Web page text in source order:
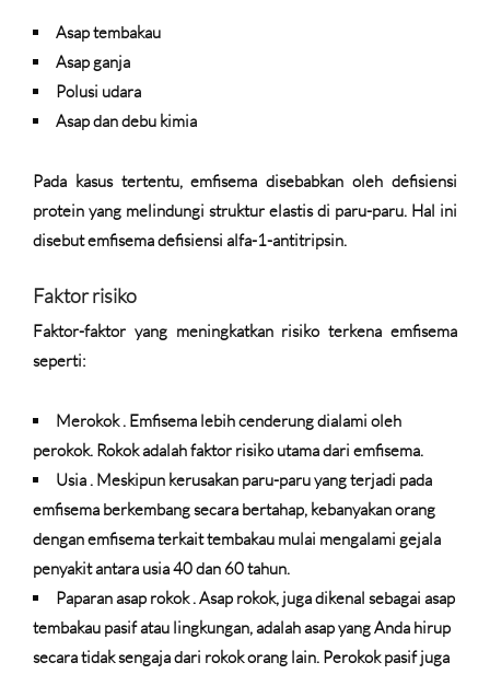
Asap tembakau
Asap ganja
Polusi udara
Asap dan debu kimia
Pada kasus tertentu, emfisema disebabkan oleh defisiensi
protein yang melindungi struktur elastis di paru-paru. Hal ini
disebut emfisema defisiensi alfa-1-antitripsin.
Faktor risiko
Faktor-faktor yang meningkatkan risiko terkena emfisema
seperti:
Merokok. Emfisema lebih cenderung dialami oleh
perokok. Rokok adalah faktor risiko utama dari emfisema.
Usia. Meskipun kerusakan paru-paru yang terjadi pada
emfisema berkembang secara bertahap, kebanyakan orang
dengan emfisema terkait tembakau mulai mengalami gejala
penyakit antara usia 40 dan 60 tahun.
Paparan asap rokok. Asap rokok, juga dikenal sebagai asap
tembakau pasif atau lingkungan, adalah asap yang Anda hirup
secara tidak sengaja dari rokok orang lain. Perokok pasif juga